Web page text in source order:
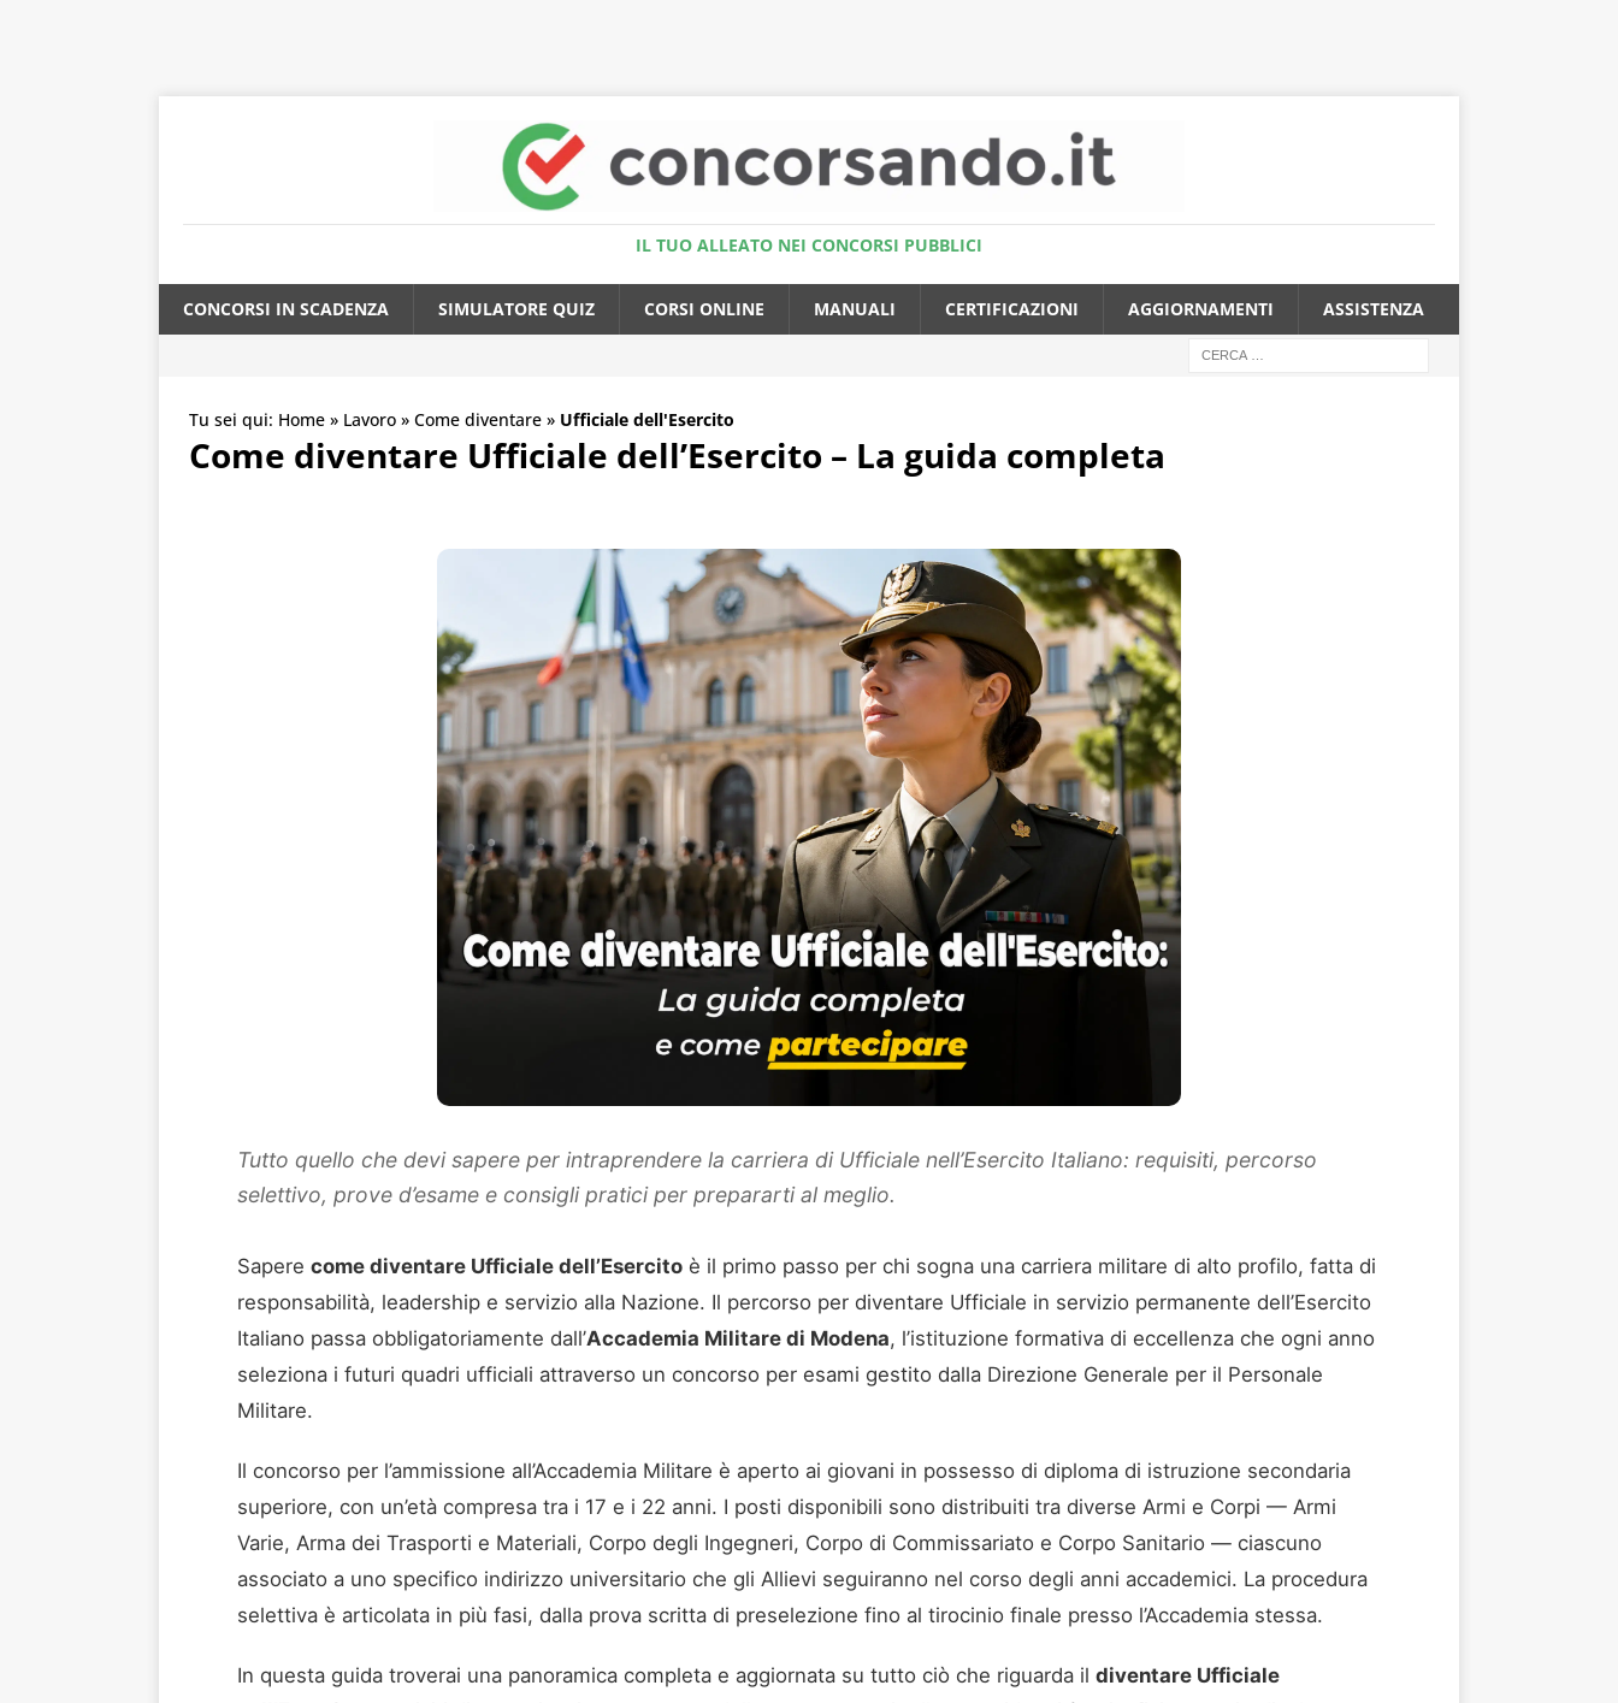
IL TUO ALLEATO NEI CONCORSI PUBBLICI
CONCORSI IN SCADENZA SIMULATORE QUIZ CORSI ONLINE MANUALI CERTIFICAZIONI AGGIORNAMENTI ASSISTENZA
Tu sei qui: Home » Lavoro » Come diventare » Ufficiale dell'Esercito
Come diventare Ufficiale dell’Esercito – La guida completa
Tutto quello che devi sapere per intraprendere la carriera di Ufficiale nell’Esercito Italiano: requisiti, percorso
selettivo, prove d’esame e consigli pratici per prepararti al meglio.
Sapere come diventare Ufficiale dell’Esercito è il primo passo per chi sogna una carriera militare di alto profilo, fatta di
responsabilità, leadership e servizio alla Nazione. Il percorso per diventare Ufficiale in servizio permanente dell’Esercito
Italiano passa obbligatoriamente dall’Accademia Militare di Modena, l’istituzione formativa di eccellenza che ogni anno
seleziona i futuri quadri ufficiali attraverso un concorso per esami gestito dalla Direzione Generale per il Personale
Militare.
Il concorso per l’ammissione all’Accademia Militare è aperto ai giovani in possesso di diploma di istruzione secondaria
superiore, con un’età compresa tra i 17 e i 22 anni. I posti disponibili sono distribuiti tra diverse Armi e Corpi — Armi
Varie, Arma dei Trasporti e Materiali, Corpo degli Ingegneri, Corpo di Commissariato e Corpo Sanitario — ciascuno
associato a uno specifico indirizzo universitario che gli Allievi seguiranno nel corso degli anni accademici. La procedura
selettiva è articolata in più fasi, dalla prova scritta di preselezione fino al tirocinio finale presso l’Accademia stessa.
In questa guida troverai una panoramica completa e aggiornata su tutto ciò che riguarda il diventare Ufficiale